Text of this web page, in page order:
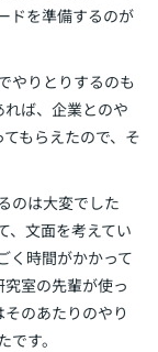
ドを準備するのが
やりとりするのも
ば、企業とのや
もらえたので、そ
のは大変でした
、文面を考えてい
く時間がかかって
室の先輩が使っ
のあたりのやり
す。